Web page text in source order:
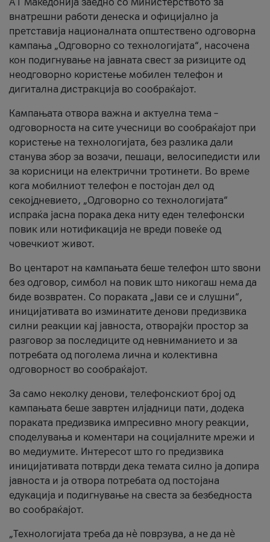
внатрешни работи денеска и официјално ја
претставија националната општествено одговорна
кампања „Одговорно со технологијата“, насочена
кон подигнување на јавната свест за ризиците од
неодговорно користење мобилен телефон и
дигитална дистракција во сообраќајот.
Кампањата отвора важна и актуелна тема –
одговорноста на сите учесници во сообраќајот при
користење на технологијата, без разлика дали
станува збор за возачи, пешаци, велосипедисти или
за корисници на електрични тротинети. Во време
кога мобилниот телефон е постојан дел од
секојдневието, „Одговорно со технологијата“
испраќа јасна порака дека ниту еден телефонски
повик или нотификација не вреди повеќе од
човечкиот живот.
Во центарот на кампањата беше телефон што ѕвони
без одговор, симбол на повик што никогаш нема да
биде возвратен. Со пораката „Јави се и слушни“,
иницијативата во изминатите денови предизвика
силни реакции кај јавноста, отворајќи простор за
разговор за последиците од невниманието и за
потребата од поголема лична и колективна
одговорност во сообраќајот.
За само неколку денови, телефонскиот број од
кампањата беше завртен илјадници пати, додека
пораката предизвика импресивно многу реакции,
споделувања и коментари на социјалните мрежи и
во медиумите. Интересот што го предизвика
иницијативата потврди дека темата силно ја допира
јавноста и ја отвора потребата од постојана
едукација и подигнување на свеста за безбедноста
во сообраќајот.
„Технологијата треба да нè поврзува, а не да нè